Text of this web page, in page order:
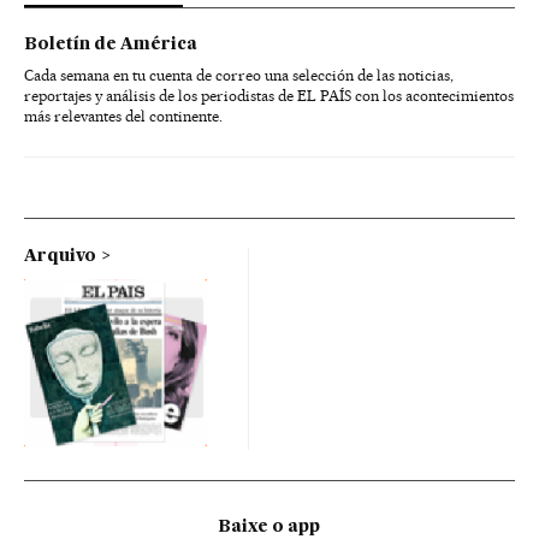
Boletín de América
Cada semana en tu cuenta de correo una selección de las noticias,
reportajes y análisis de los periodistas de EL PAÍS con los acontecimientos
más relevantes del continente.
Arquivo
Baixe o app